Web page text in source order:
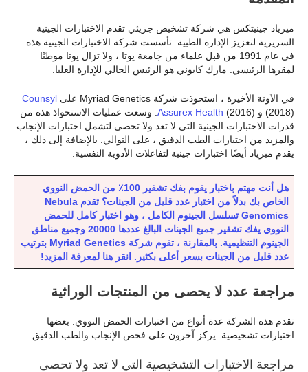
ميرياد جينيتكس هي شركة تشخيص جزيئي تقدم الاختبارات الجينية
السريرية لتعزيز الإدارة الطبية. تأسست شركة الاختبارات الجينية هذه
في عام 1991 من قبل علماء من جامعة يوتا ، ولا تزال يوتا موطنًا
لمقرها الرئيسي. مارك كابوني هو الرئيس الحالي للإدارة العليا.
في الآونة الأخيرة ، استحوذت شركة Myriad Genetics على
Counsyl
(2018) و
Assurex Health (2016). وسعت عمليات الاستحواذ هذه من
قدرات الاختبارات الجينية التي لا تعد ولا تحصى لتشمل اختبارات الإنجاب
والمزيد من اختبارات الطب الدقيق ، على التوالي. بالإضافة إلى ذلك ،
يقدم ميرياد أيضًا اختبارات جينية لتفاعلات الأدوية النفسية.
هل أنت مهتم باختبار يقوم بفك تشفير 100٪ من الحمض النووي
الخاص بك بدلاً من اختبار عدد قليل من الجينات؟ تقدم Nebula
Genomics تسلسل الجينوم الكامل ، وهو اختبار كامل للحمض
النووي يفك تشفير جميع الجينات البالغ عددها 20000 وجميع مناطق
الجينوم التنظيمية. بالمقارنة ، تقوم شركة Myriad Genetics بترتيب
عدد قليل من الجينات بسعر أعلى بكثير. انقر هنا لمعرفة المزيد!
مراجعة عدد لا يحصى من المنتجات الوراثية
تقدم هذه الشركة عدة أنواع من اختبارات الحمض النووي. بعضها
اختبارات تشخيصية. يركز آخرون على فحص الإنجاب والطب الدقيق.
مراجعة الاختبارات التشخيصية التي لا تعد ولا تحصى